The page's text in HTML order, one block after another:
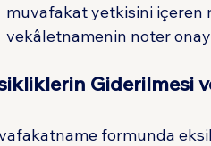
muvafakat yetkisini içeren
vekâletnamenin noter
Giderilmesi
formunda